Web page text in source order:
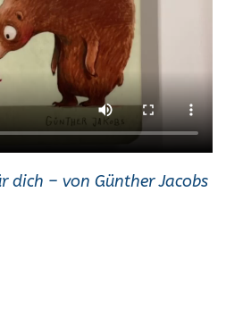
dich – von Günther Jacobs